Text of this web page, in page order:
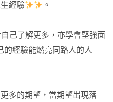
經驗
。
己了解更多，亦學會堅強面
的經驗能燃亮同路人的人
多的期望，當期望岀現落